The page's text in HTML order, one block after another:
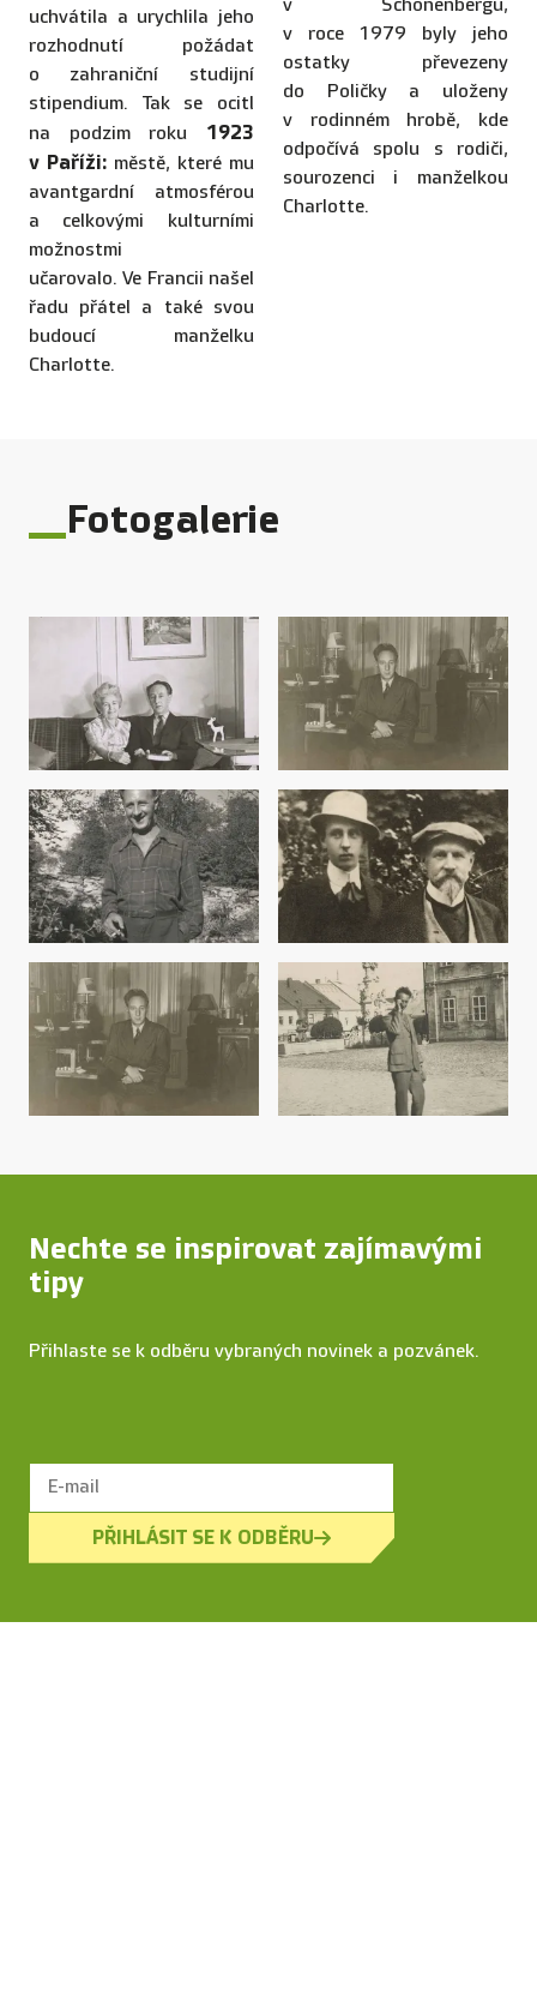
uchvátila a urychlila jeho
rozhodnutí požádat
o zahraniční studijní
stipendium. Tak se ocitl
na podzim roku 1923
v Paříži: městě, které mu
avantgardní atmosférou
a celkovými kulturními
možnostmi
učarovalo. Ve Francii našel
řadu přátel a také svou
budoucí manželku
Charlotte.
v Schönenbergu,
v roce 1979 byly jeho
ostatky převezeny
do Poličky a uloženy
v rodinném hrobě, kde
odpočívá spolu s rodiči,
sourozenci i manželkou
Charlotte.
Fotogalerie
Nechte se inspirovat zajímavými
tipy
Přihlaste se k odběru vybraných novinek a pozvánek.
PŘIHLÁSIT SE K ODBĚRU